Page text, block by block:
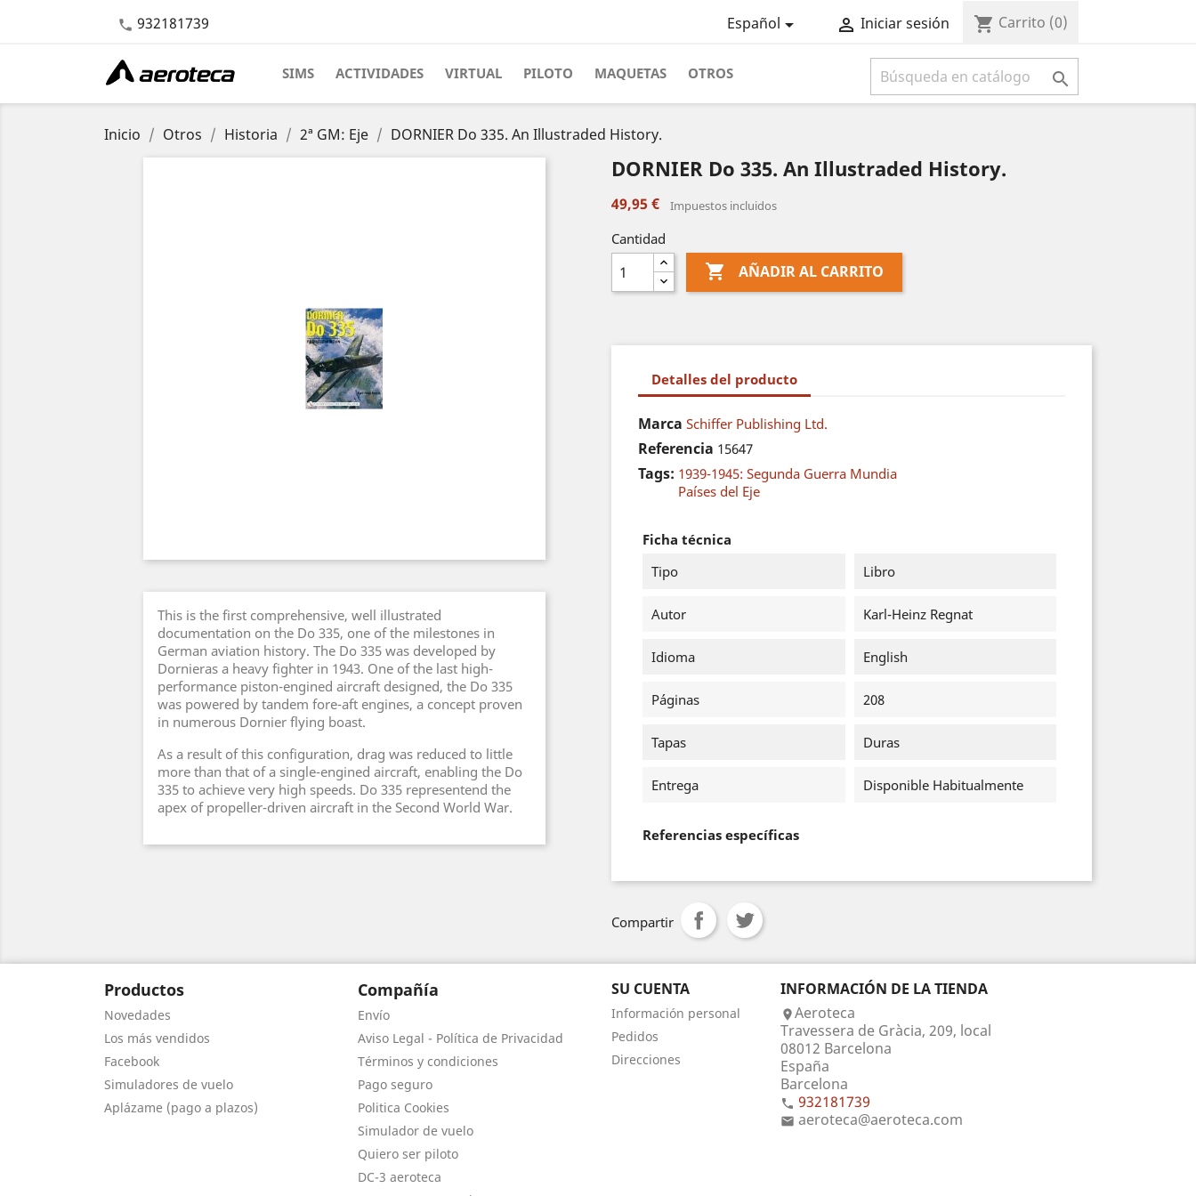
 932181739 Español  Iniciar sesión shopping_cart Carrito (0)
SIMS ACTIVIDADES VIRTUAL PILOTO MAQUETAS OTROS 
Inicio Otros Historia 2ª GM: Eje DORNIER Do 335. An Illustraded History.
This is the first comprehensive, well illustrated
documentation on the Do 335, one of the milestones in
German aviation history. The Do 335 was developed by
Dornieras a heavy fighter in 1943. One of the last high-
performance piston-engined aircraft designed, the Do 335
was powered by tandem fore-aft engines, a concept proven
in numerous Dornier flying boast.
As a result of this configuration, drag was reduced to little
more than that of a single-engined aircraft, enabling the Do
335 to achieve very high speeds. Do 335 representend the
apex of propeller-driven aircraft in the Second World War.
DORNIER Do 335. An Illustraded History.
49,95 € Impuestos incluidos
Cantidad
 AÑADIR AL CARRITO
Detalles del producto
Marca Schiffer Publishing Ltd.
Referencia 15647
Tags: 1939-1945: Segunda Guerra Mundia
Países del Eje
Ficha técnica
Tipo
Libro
Autor Karl-Heinz Regnat
Idioma English
Páginas 208
Tapas Duras
Entrega Disponible Habitualmente
Referencias específicas
Compartir
Productos
Novedades
Los más vendidos
Facebook
Simuladores de vuelo
Aplázame (pago a plazos)
Compañía
Envío
Aviso Legal - Política de Privacidad
Términos y condiciones
Pago seguro
Politica Cookies
Simulador de vuelo
Quiero ser piloto
DC-3 aeroteca
SU CUENTA
Información personal
Pedidos
Direcciones
INFORMACIÓN DE LA TIENDA
Aeroteca
Travessera de Gràcia, 209, local
08012 Barcelona
España
Barcelona
 932181739
 aeroteca@aeroteca.com